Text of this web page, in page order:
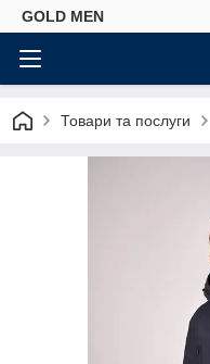
GOLD MEN
Товари та послуги